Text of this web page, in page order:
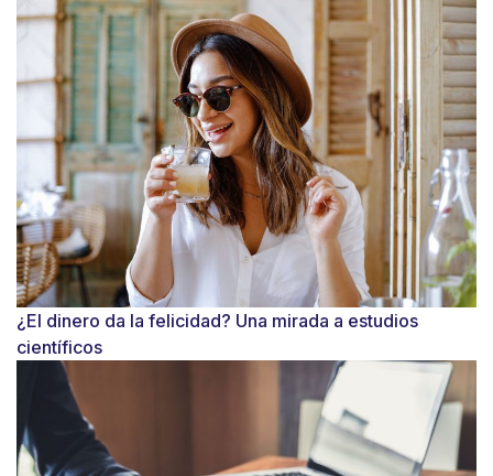
¿El dinero da la felicidad? Una mirada a estudios
científicos